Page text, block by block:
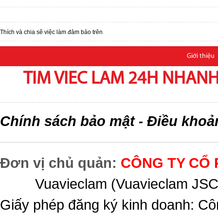
Thích và chia sẽ việc làm đảm bảo trên
Giới thiệu
TIM VIEC LAM 24H
Chính sách bảo mật- Điều
Đơn vị chủ quản: CÔNG TY CỔ
Vuavieclam (Vuavieclam
Giấy phép đăng ký kinh doanh: